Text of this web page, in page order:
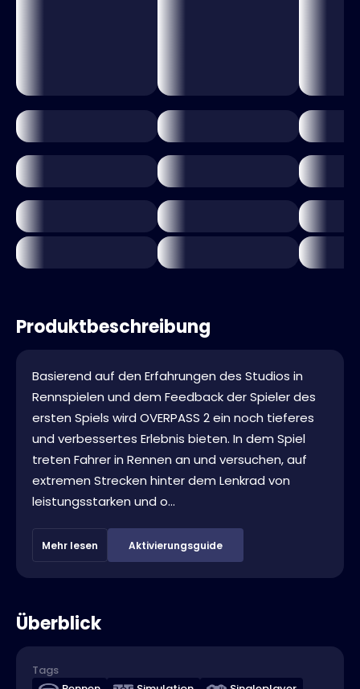
Produktbeschreibung
Basierend auf den Erfahrungen des Studios in
Rennspielen und dem Feedback der Spieler des
ersten Spiels wird OVERPASS 2 ein noch tieferes
und verbessertes Erlebnis bieten. In dem Spiel
treten Fahrer in Rennen an und versuchen, auf
extremen Strecken hinter dem Lenkrad von
leistungsstarken und o...
Mehr lesen Aktivierungsguide
Überblick
Tags